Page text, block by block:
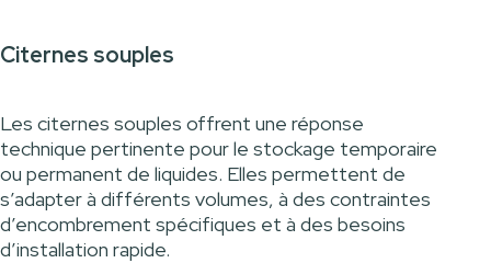
Citernes souples
Les citernes souples offrent une réponse
technique pertinente pour le stockage temporaire
ou permanent de liquides. Elles permettent de
s’adapter à différents volumes, à des contraintes
d’encombrement spécifiques et à des besoins
d’installation rapide.